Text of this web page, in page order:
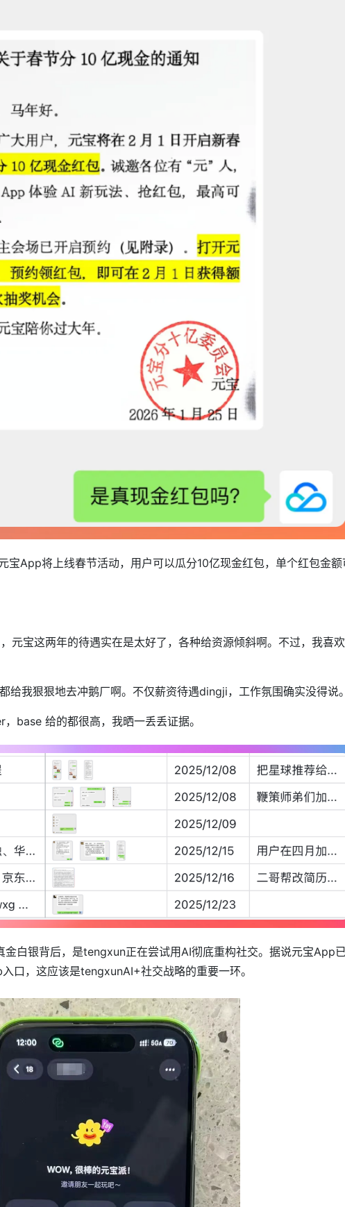
宝App将上线春节活动，用户可以瓜分10亿现金红包，单个红包金额
元宝这两年的待遇实在是太好了，各种给资源倾斜啊。不过，我喜欢
给我狠狠地去冲鹅厂啊。不仅薪资待遇dingji，工作氛围确实没得说
base 给的都很高，我晒一丢丢证据。
金白银背后，是tengxun正在尝试用AI彻底重构社交。据说元宝App
口，这应该是tengxunAI+社交战略的重要一环。